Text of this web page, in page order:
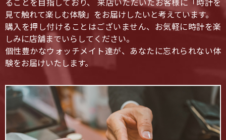
ることを目指しており、 来店いただいたお客様に「時計を
見て触れて楽しむ体験」をお届けしたいと考えています。
購入を押し付けることはございません、お気軽に時計を楽
しみに店舗までいらしてください。
個性豊かなウォッチメイト達が、あなたに忘れられない体
験をお届けいたします。